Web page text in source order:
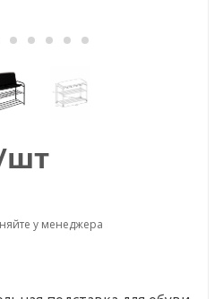
у менеджера